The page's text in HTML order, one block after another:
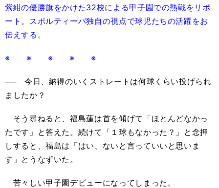
紫紺の優勝旗をかけた32校による甲子園での熱戦をリポ
ート。スポルティーバ独自の視点で球児たちの活躍をお
伝えする。
※ ※ ※ ※ ※
── 今日、納得のいくストレートは何球くらい投げられ
ましたか？
そう尋ねると、福島蓮は首を傾げて「ほとんどなかっ
たです」と答えた。続けて「１球もなかった？」と念押
しすると、福島は「はい、ないと言っていいと思いま
す」とうなずいた。
苦々しい甲子園デビューになってしまった。